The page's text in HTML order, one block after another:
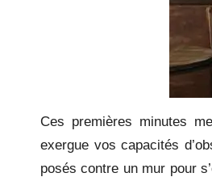
Ces premières minutes
exergue vos capacités
posés contre un mur pour